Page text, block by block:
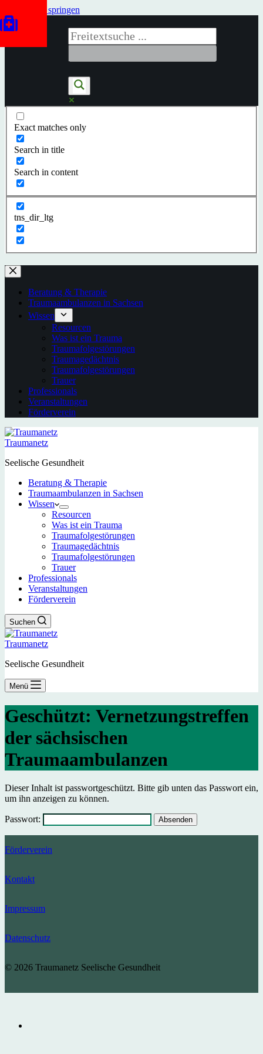
Zum Inhalt springen
Exact matches only
Search in title
Search in content
tns_dir_ltg
Beratung & Therapie
Traumaambulanzen in Sachsen
Wissen
Resourcen
Was ist ein Trauma
Traumafolgestörungen
Traumagedächtnis
Traumafolgestörungen
Trauer
Professionals
Veranstaltungen
Förderverein
Traumanetz
Seelische Gesundheit
Beratung & Therapie
Traumaambulanzen in Sachsen
Wissen
Resourcen
Was ist ein Trauma
Traumafolgestörungen
Traumagedächtnis
Traumafolgestörungen
Trauer
Professionals
Veranstaltungen
Förderverein
Suchen
Traumanetz
Seelische Gesundheit
Menü
Geschützt: Vernetzungstreffen
der sächsischen
Traumaambulanzen
Dieser Inhalt ist passwortgeschützt. Bitte gib unten das Passwort ein,
um ihn anzeigen zu können.
Passwort:
Förderverein
Kontakt
Impressum
Datenschutz
© 2026 Traumanetz Seelische Gesundheit